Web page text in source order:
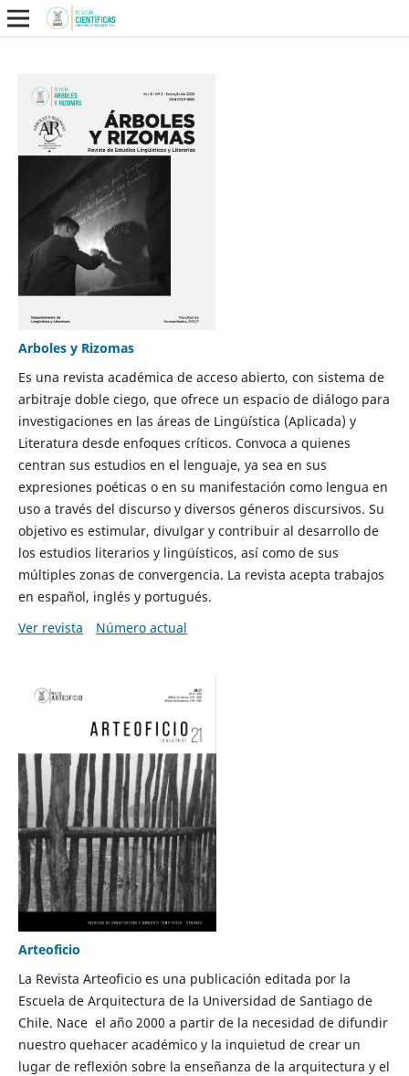
Arboles y Rizomas
Es una revista académica de acceso abierto, con sistema de
arbitraje doble ciego, que ofrece un espacio de diálogo para
investigaciones en las áreas de Lingüística (Aplicada) y
Literatura desde enfoques críticos. Convoca a quienes
centran sus estudios en el lenguaje, ya sea en sus
expresiones poéticas o en su manifestación como lengua en
uso a través del discurso y diversos géneros discursivos. Su
objetivo es estimular, divulgar y contribuir al desarrollo de
los estudios literarios y lingüísticos, así como de sus
múltiples zonas de convergencia. La revista acepta trabajos
en español, inglés y portugués.
Ver revista
Número actual
Arteoficio
La Revista Arteoficio es una publicación editada por la
Escuela de Arquitectura de la Universidad de Santiago de
Chile. Nace el año 2000 a partir de la necesidad de difundir
nuestro quehacer académico y la inquietud de crear un
lugar de reflexión sobre la enseñanza de la arquitectura y el